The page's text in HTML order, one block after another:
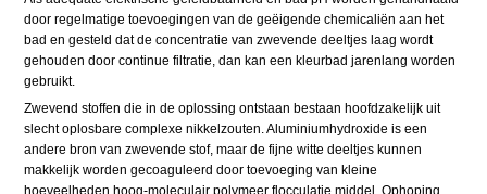
door regelmatige toevoegingen van de geëigende chemicaliën aan het
bad en gesteld dat de concentratie van zwevende deeltjes laag wordt
gehouden door continue filtratie, dan kan een kleurbad jarenlang worden
gebruikt.
Zwevend stoffen die in de oplossing ontstaan bestaan hoofdzakelijk uit
slecht oplosbare complexe nikkelzouten. Aluminiumhydroxide is een
andere bron van zwevende stof, maar de fijne witte deeltjes kunnen
makkelijk worden gecoaguleerd door toevoeging van kleine